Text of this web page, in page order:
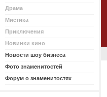
Драма
Мистика
Приключения
Новинки кино
Новости шоу бизнеса
Фото знаменитостей
Форум о знаменитостях